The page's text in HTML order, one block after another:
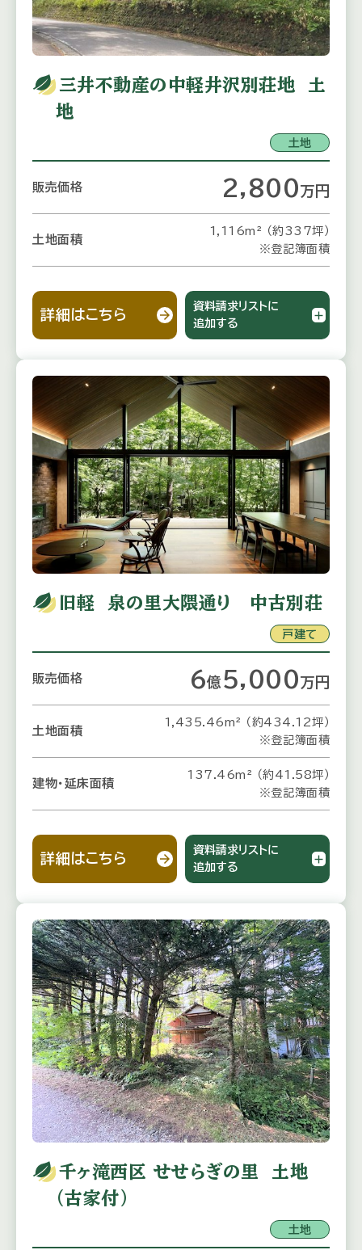
三井不動産の中軽井沢別荘地 土
地
土地
販売価格 2,800万 円
土地面積
1,116m² （約337坪）
※登記簿面積
詳細はこちら
資料請求リストに
追加する
旧軽 泉の里大隈通り 中古別荘
戸建て
販売価格 6億 5,000万 円
土地面積
1,435.46m² （約434.12坪）
※登記簿面積
建物・延床面積
137.46m² （約41.58坪）
※登記簿面積
詳細はこちら
資料請求リストに
追加する
千ヶ滝西区 せせらぎの里 土地
（古家付）
土地